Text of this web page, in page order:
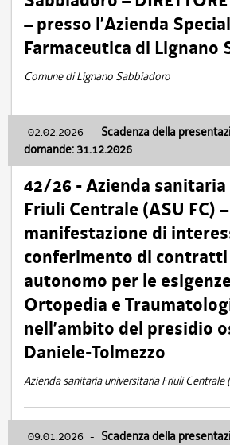
– presso l’Azienda
Farmaceutica di Lignano
Comune di Lignano Sabbiadoro
02.02.2026 - Scadenza della
domande: 31.12.2026
42/26 - Azienda
Friuli Centrale (ASU FC)
manifestazione di
conferimento di
autonomo per le
Ortopedia e
nell’ambito del presidio
Daniele-Tolmezzo
Azienda sanitaria universitaria Friuli Centrale
09.01.2026 - Scadenza della